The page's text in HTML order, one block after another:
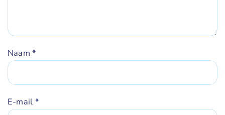
Naam*
E-mail *